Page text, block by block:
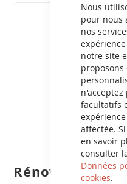
Nous
pour nous
nos
notre site
proposons
n'acceptez
facultatifs
affectée.
en savoir
consulter
Données
cookies.
Rénovez vos